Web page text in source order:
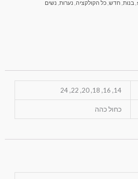
,חדש,כל הקולקציה,נערות,נשים
14, 16, 18, 20, 22, 24
כחול כהה